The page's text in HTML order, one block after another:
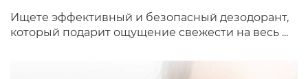
Ищете эффективный и безопасный дезодорант,
который подарит ощущение свежести на весь ...